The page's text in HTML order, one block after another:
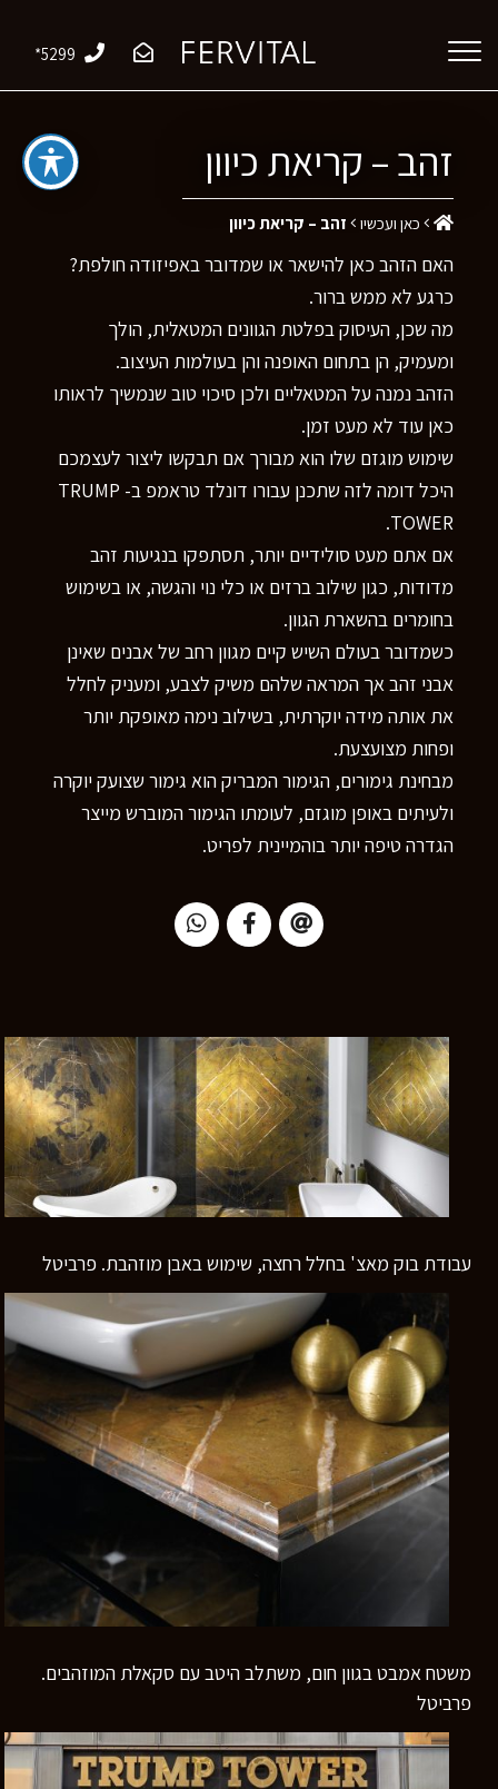
*5299
זהב – קריאת כיוון
כאן ועכשיו זהב – קריאת כיוון
האם הזהב כאן להישאר או שמדובר באפיזודה חולפת?
כרגע לא ממש ברור.
מה שכן, העיסוק בפלטת הגוונים המטאלית, הולך
ומעמיק, הן בתחום האופנה והן בעולמות העיצוב.
הזהב נמנה על המטאליים ולכן סיכוי טוב שנמשיך לראותו
כאן עוד לא מעט זמן.
שימוש מוגזם שלו הוא מבורך אם תבקשו ליצור לעצמכם
היכל דומה לזה שתכנן עבורו דונלד טראמפ ב- TRUMP
TOWER.
אם אתם מעט סולידיים יותר, תסתפקו בנגיעות זהב
מדודות, כגון שילוב ברזים או כלי נוי והגשה, או בשימוש
בחומרים בהשארת הגוון.
כשמדובר בעולם השיש קיים מגוון רחב של אבנים שאינן
אבני זהב אך המראה שלהם משיק לצבע, ומעניק לחלל
את אותה מידה יוקרתית, בשילוב נימה מאופקת יותר
ופחות מצועצעת.
מבחינת גימורים, הגימור המבריק הוא גימור שצועק יוקרה
ולעיתים באופן מוגזם, לעומתו הגימור המוברש מייצר
הגדרה טיפה יותר בוהמיינית לפריט.
עבודת בוק מאצ' בחלל רחצה, שימוש באבן מוזהבת. פרביטל
משטח אמבט בגוון חום, משתלב היטב עם סקאלת המוזהבים.
פרביטל